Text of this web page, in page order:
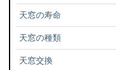
天窓の寿命
天窓の種類
天窓交換